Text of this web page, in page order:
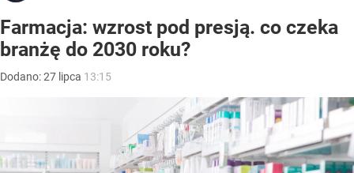
Farmacja: wzrost pod presją. co czeka
branżę do 2030 roku?
Dodano:27 lipca 13:15